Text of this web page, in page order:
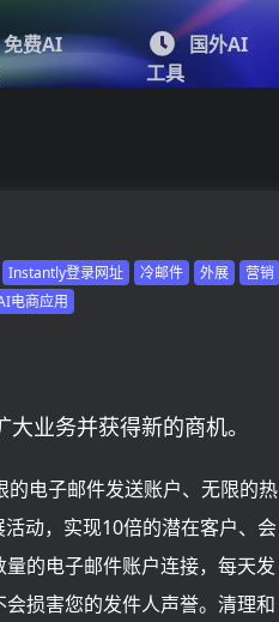
免费AI
国外AI
工具
Instantly登录网址 冷邮件 外展
营销
电商应用
业务并获得新的商机。
电子邮件发送账户、无限的热
动，实现10倍的潜在客户、会
的电子邮件账户连接，每天发
损害您的发件人声誉。清理和